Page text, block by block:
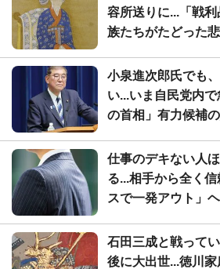
容所送りに...「戦
族たちがたどった
小泉進次郎氏でも
い...いま自民党内
の首相」有力候補
仕事のデキない人
る...相手から全く
スで一発アウト」
石田三成と戦って
後に大出世...徳川